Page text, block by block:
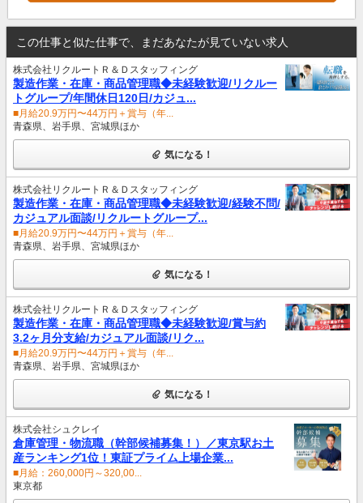
この仕事と似た仕事で、まだあなたが見ていない求人
株式会社リクルートＲ＆Ｄスタッフィング
製造作業・在庫・商品管理職◆未経験歓迎/リクルー
トグループ/年間休日120日/カジュ...
■月給20.9万円〜44万円＋賞与（年...
青森県、岩手県、宮城県ほか
気になる！
株式会社リクルートＲ＆Ｄスタッフィング
製造作業・在庫・商品管理職◆未経験歓迎/経験不問/
カジュアル面談/リクルートグループ...
■月給20.9万円〜44万円＋賞与（年...
青森県、岩手県、宮城県ほか
気になる！
株式会社リクルートＲ＆Ｄスタッフィング
製造作業・在庫・商品管理職◆未経験歓迎/賞与約
3.2ヶ月分支給/カジュアル面談/リク...
■月給20.9万円〜44万円＋賞与（年...
青森県、岩手県、宮城県ほか
気になる！
株式会社シュクレイ
倉庫管理・物流職（幹部候補募集！）／東京駅お土
産ランキング1位！東証プライム上場企業...
■月給：260,000円～320,00...
東京都